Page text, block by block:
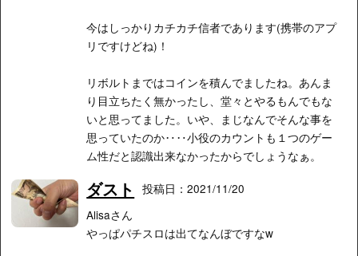
今はしっかりカチカチ信者であります(携帯のアプ
リですけどね)！
リボルトまではコインを積んでましたね。あんま
り目立ちたく無かったし、堂々とやるもんでもな
いと思ってました。いや、まじなんでそんな事を
思っていたのか‥‥小役のカウントも１つのゲー
ム性だと認識出来なかったからでしょうなぁ。
ダスト
投稿日：2021/11/20
Alisaさん
やっぱパチスロは出てなんぼですなw